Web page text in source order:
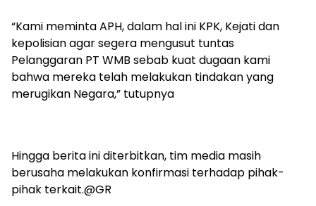
“Kami meminta APH, dalam hal ini KPK, Kejati dan
kepolisian agar segera mengusut tuntas
Pelanggaran PT WMB sebab kuat dugaan kami
bahwa mereka telah melakukan tindakan yang
merugikan Negara,” tutupnya
Hingga berita ini diterbitkan, tim media masih
berusaha melakukan konfirmasi terhadap pihak-
pihak terkait.@GR